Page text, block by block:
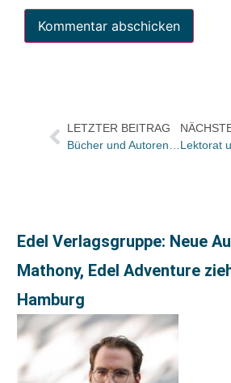
LETZTER BEITRAG
Edel Verlagsgruppe: Neue
Mathony, Edel Adventure
Hamburg